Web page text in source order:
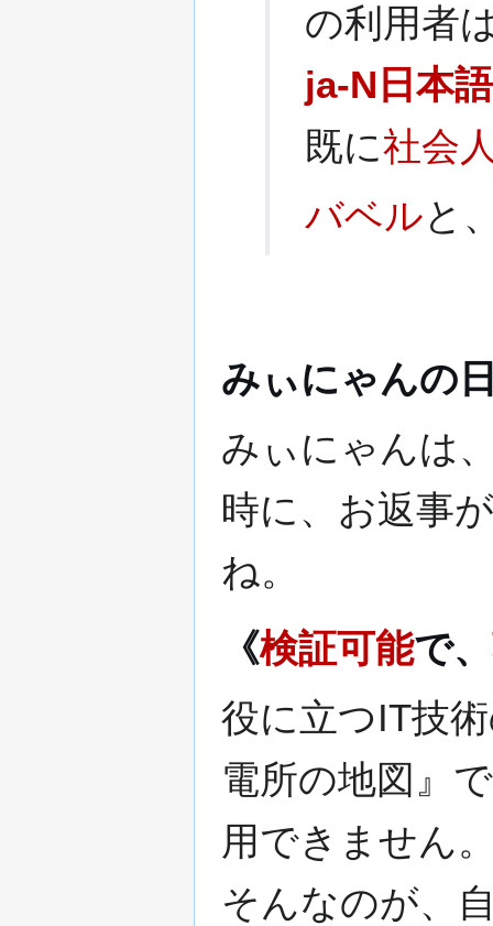
の利用者
ja-N 日本語
既に社会
バベルと
みぃにゃんの
みぃにゃんは
時に、お返事
ね。
《検証可能で、
役に立つIT技
電所の地図』
用できません
そんなのが、